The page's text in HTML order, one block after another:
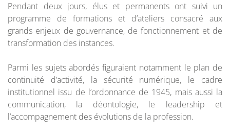
Pendant deux jours, élus et permanents ont suivi un
programme de formations et d’ateliers consacré aux
grands enjeux de gouvernance, de fonctionnement et de
transformation des instances.
Parmi les sujets abordés figuraient notamment le plan de
continuité d’activité, la sécurité numérique, le cadre
institutionnel issu de l’ordonnance de 1945, mais aussi la
communication, la déontologie, le leadership et
l’accompagnement des évolutions de la profession.